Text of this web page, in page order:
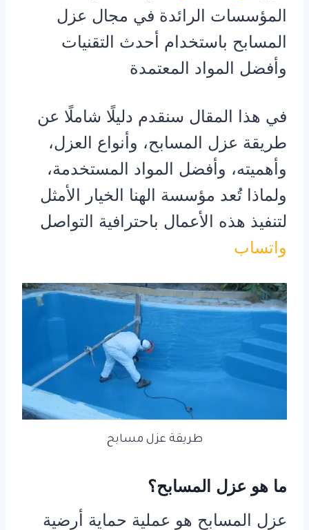
المؤسسات الرائدة في مجال عزل
المسابح باستخدام أحدث التقنيات
وأفضل المواد المعتمدة
في هذا المقال سنقدم دليلًا شاملًا عن
طريقة عزل المسابح، وأنواع العزل،
وأهميته، وأفضل المواد المستخدمة،
ولماذا تُعد مؤسسة الهنا الخيار الأمثل
لتنفيذ هذه الأعمال باحترافية التواصل
واتساب
طريقة عزل مسابح
ما هو عزل المسابح؟
عزل المسابح هو عملية حماية أرضية